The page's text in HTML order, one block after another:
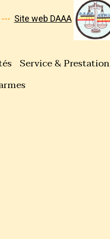
--- Site web DAAA
Service & Prestation